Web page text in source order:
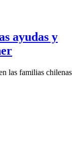
ayudas y
las familias chilenas